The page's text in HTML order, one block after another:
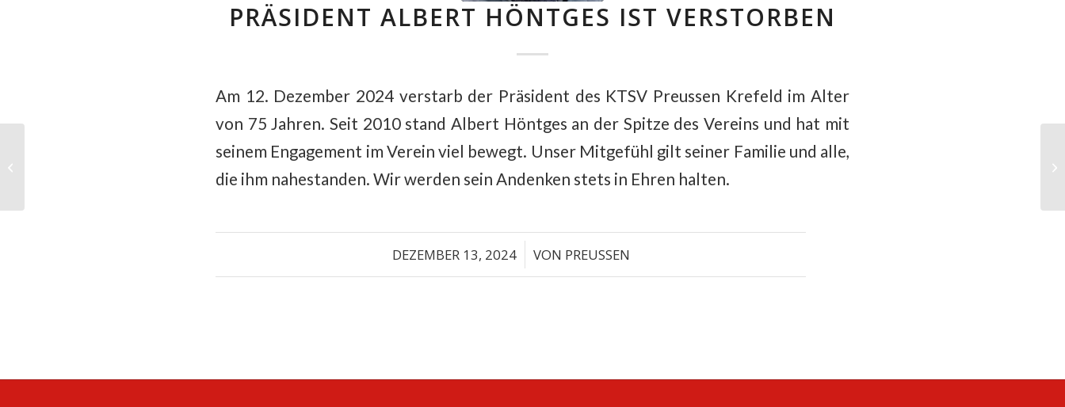
PRÄSIDENT ALBERT HÖNTGES IST VERSTORBEN
Am 12. Dezember 2024 verstarb der Präsident des KTSV Preussen Krefeld im Alter
von 75 Jahren. Seit 2010 stand Albert Höntges an der Spitze des Vereins und hat mit
seinem Engagement im Verein viel bewegt. Unser Mitgefühl gilt seiner Familie und alle,
die ihm nahestanden. Wir werden sein Andenken stets in Ehren halten.
DEZEMBER 13, 2024
/ VON PREUSSEN